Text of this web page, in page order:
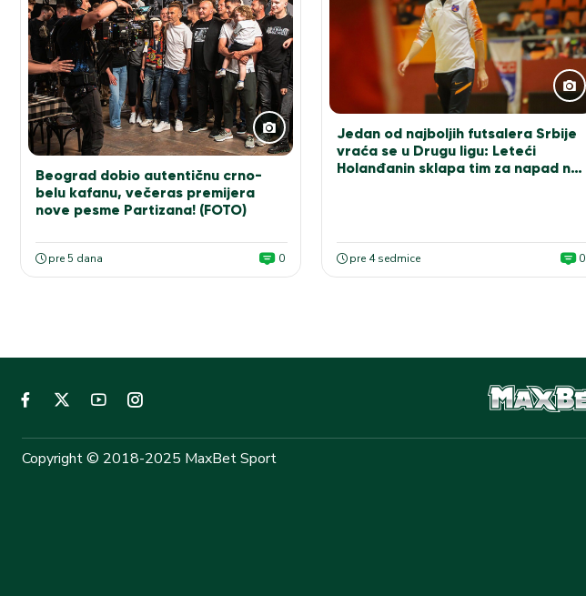
Beograd dobio autentičnu crno-
belu kafanu, večeras premijera
nove pesme Partizana! (FOTO)
pre 5 dana 0
Jedan od najboljih futsalera Srbije
vraća se u Drugu ligu: Leteći
Holanđanin sklapa tim za napad na
pre 4 sedmice 0
Copyright © 2018-2025 MaxBet Sport